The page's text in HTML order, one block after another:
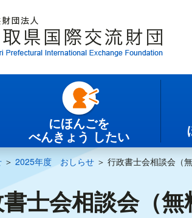
にほんごを
べんきょう したい
＞2025年度 おしらせ ＞行政書士会相談会（
士会相談会（